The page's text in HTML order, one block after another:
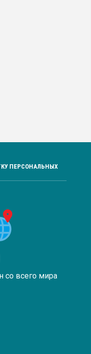
ПЕРСОНАЛЬНЫХ
со всего мира